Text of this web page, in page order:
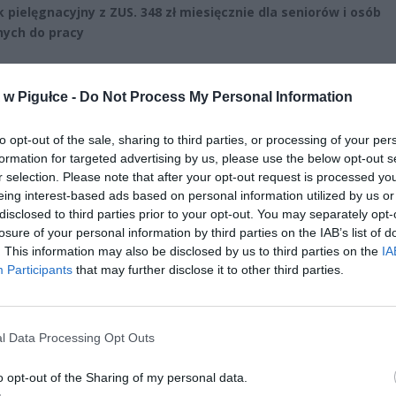
Pigułce - Do Not Process My Personal Information
opt-out of the sale, sharing to third parties, or processing of your
for targeted advertising by us, please use the below opt-out
selection. Please note that after your opt-out request is processed
interest-based ads based on personal information utilized by us
to third parties prior to your opt-out. You may separately
of your personal information by third parties on the IAB’s list of
This information may also be disclosed by us to third parties on the
Participants that may further disclose it to other third parties.
Data Processing Opt Outs
opt-out of the Sharing of my personal data.
pielęgnacyjny z ZUS. 348 zł miesięcznie dla seniorów i osób
do pracy
przecenił hit do kuchni. Air fryer tańszy aż o 150 zł, a to
2026 16:06
dla milionów polskich rodzin. ZUS wypłacił już 173 mln
wciąż można składać
2026 12:56